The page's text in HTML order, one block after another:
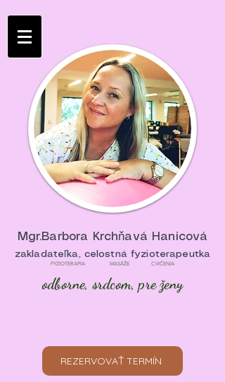
Mgr.Barbora Krchňavá Hanicová
zakladateľka, celostná fyzioterapeutka
FYZIOTERAPIA MASÁŽE CVIČENIA
odborne, srdcom, pre ženy
REZERVOVAŤ TERMÍN